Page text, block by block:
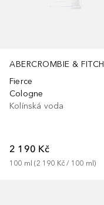
ABERCROMBIE & FITCH
Fierce
Cologne
Kolínská voda
2 190 Kč
100 ml (2 190 Kč / 100 ml)